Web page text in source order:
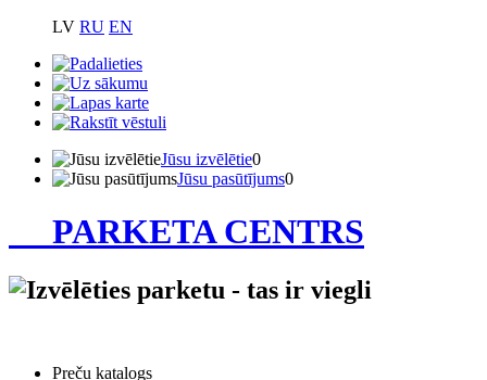
LV RU EN
Jūsu izvēlētie0
Jūsu pasūtījums0
PARKETA CENTRS
Preču katalogs